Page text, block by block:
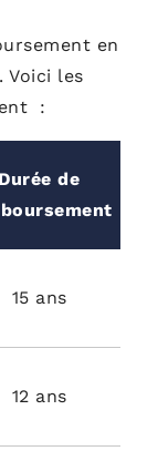
en
Voici les
:
Durée de
15 ans
12 ans